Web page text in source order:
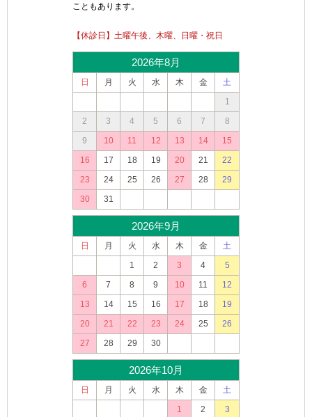
こともあります。
【休診日】土曜午後、木曜、日曜・祝日
2026年8月
日 月 火 水 木 金
土
1
2
3 4 5 6 7
8
9
10 11 12 13 14
15
16
17 18 19 20 21
22
23
24 25 26 27 28
29
30
31
2026年9月
日 月 火 水 木 金
土
1
2 3 4
5
6
7 8 9 10 11
12
13
14 15 16 17 18
19
20
21 22 23 24 25
26
27
28 29 30
2026年10月
日 月 火 水 木 金
土
1
2
3